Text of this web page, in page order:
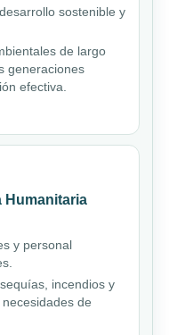
sostenible y
de largo
generaciones
efectiva.
Humanitaria
y personal
incendios y
de